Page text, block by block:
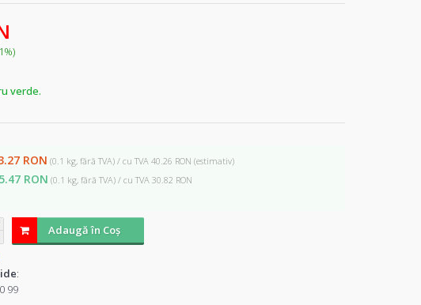
verde.
RON (0.1 kg, fără TVA) / cu TVA 40.26 RON (estimativ)
RON (0.1 kg, fără TVA) / cu TVA 30.82 RON
Adaugă în Coş
:
99